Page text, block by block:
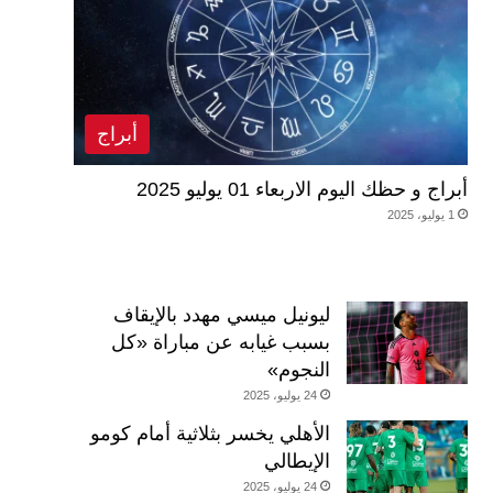
أبراج
أبراج و حظك اليوم الاربعاء 01 يوليو 2025
1 يوليو، 2025
ليونيل ميسي مهدد بالإيقاف
بسبب غيابه عن مباراة «كل
النجوم»
24 يوليو، 2025
الأهلي يخسر بثلاثية أمام كومو
الإيطالي
24 يوليو، 2025